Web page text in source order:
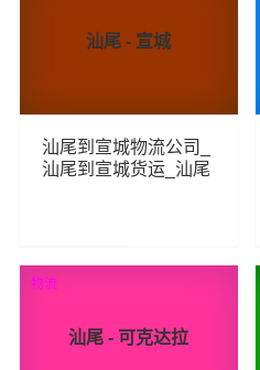
汕尾 - 宣城
汕尾到宣城物流公司_
汕尾到宣城货运_汕尾
270 查看详细
汕尾 - 可克达拉
物流